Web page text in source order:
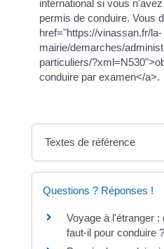
international si vous
permis de conduire. Vous
href="https://vinassan.fr/la-
mairie/demarches/
particuliers/
conduire par examen</a>.
Textes de référence
Questions ? Réponses !
Voyage à l'étranger
faut-il pour conduire ?